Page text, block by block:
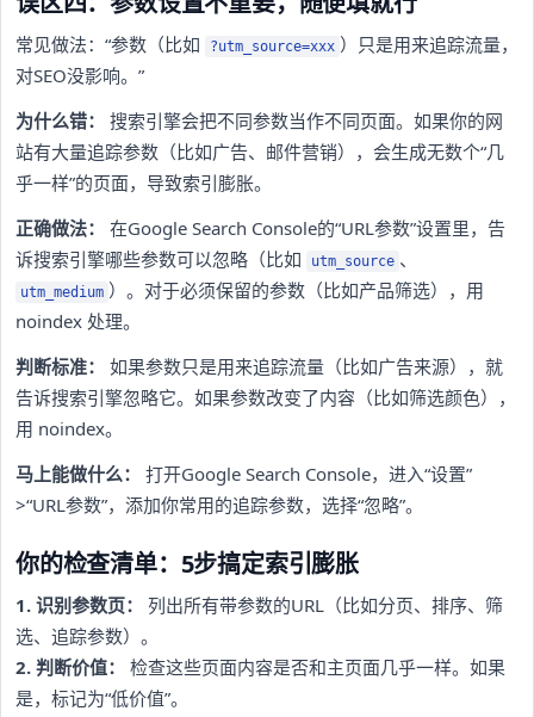
常见做法：“参数（比如 ?utm_source=xxx ）只是用来追踪流量，
对SEO没影响。”
为什么错：
搜索引擎会把不同参数当作不同页面。如果你的网
站有大量追踪参数（比如广告、邮件营销），会生成无数个“几
乎一样”的页面，导致索引膨胀。
正确做法：
在Google Search Console的“URL参数”设置里，告
诉搜索引擎哪些参数可以忽略（比如
utm_source 、
utm_medium ）。对于必须保留的参数（比如产品筛选），用
noindex 处理。
判断标准：
如果参数只是用来追踪流量（比如广告来源），就
告诉搜索引擎忽略它。如果参数改变了内容（比如筛选颜色），
用 noindex。
马上能做什么：
打开Google Search Console，进入“设置”
>“URL参数”，添加你常用的追踪参数，选择“忽略”。
你的检查清单：5步搞定索引膨胀
1. 识别参数页：
列出所有带参数的URL（比如分页、排序、筛
选、追踪参数）。
2. 判断价值：
检查这些页面内容是否和主页面几乎一样。如果
是，标记为“低价值”。